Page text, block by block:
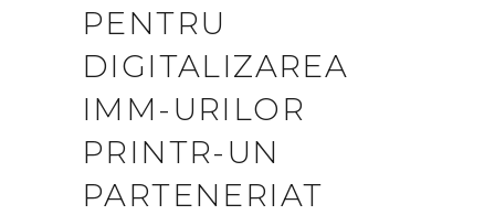
PENTRU
DIGITALIZAREA
IMM-URILOR
PRINTR-UN
PARTENERIAT